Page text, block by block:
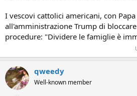
I vescovi cattolici americani, con
all'amministrazione Trump di
procedure: "Dividere le famiglie è
qweedy
Well-known member